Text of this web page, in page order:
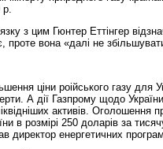
р.
з цим Гюнтер Еттінгер
проте вона «далі не
ціни роійського газу
А дії Газпрому щодо
активів. Оголошення
в розмірі 250 доларів за
директор енергетичних